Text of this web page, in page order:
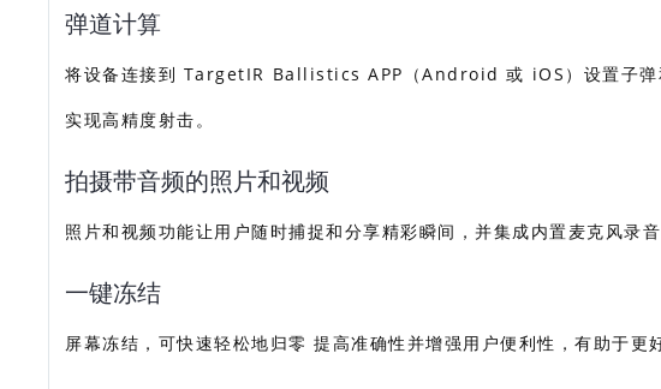
弹道计算
将设备连接到 TargetIR Ballistics APP（Android 或 iOS）设置子弹
实现高精度射击。
拍摄带音频的照片和视频
照片和视频功能让用户随时捕捉和分享精彩瞬间，并集成内置麦克风录音
一键冻结
屏幕冻结，可快速轻松地归零 提高准确性并增强用户便利性，有助于更